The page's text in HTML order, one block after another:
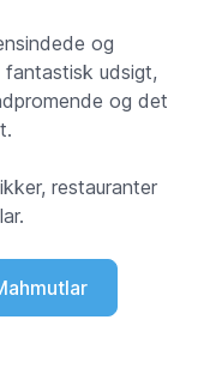
og
fantastisk udsigt,
og det
restauranter